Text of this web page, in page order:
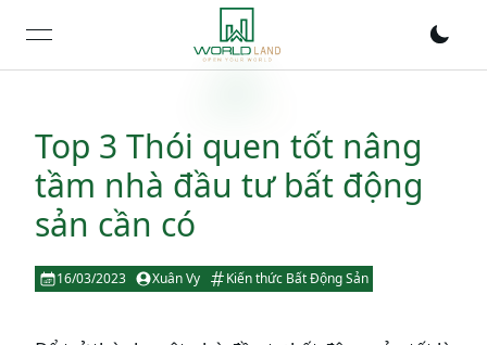
open navigation menu
Top 3 Thói quen tốt nâng
tầm nhà đầu tư bất động
sản cần có
16/03/2023 Xuân Vy Kiến thức Bất Động Sản